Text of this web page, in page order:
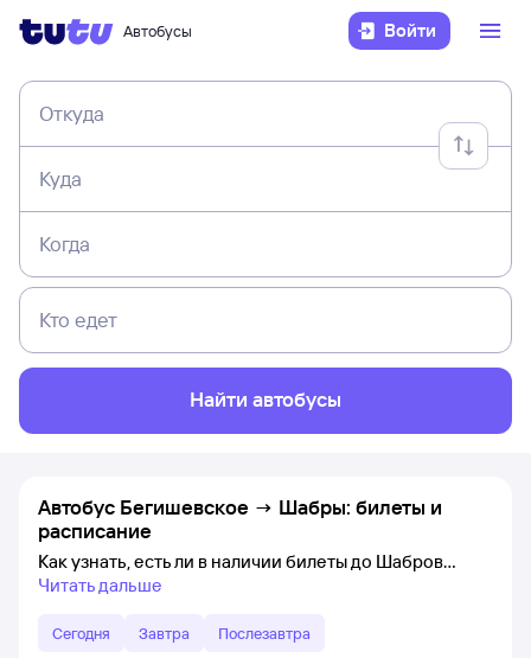
Автобусы Войти
Откуда
Куда
Когда
Кто едет
Найти автобусы
Автобус Бегишевское → Шабры: билеты и
расписание
Как узнать, есть ли в наличии билеты до Шабров
Читать дальше
Сегодня Завтра Послезавтра